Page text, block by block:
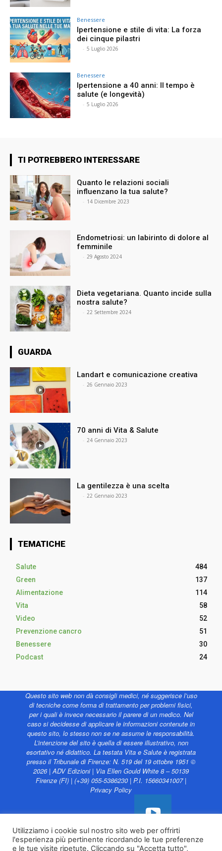
Benessere
Ipertensione e stile di vita: La forza
dei cinque pilastri
- 5 Luglio 2026
Benessere
Ipertensione a 40 anni: Il tempo è
salute (e longevità)
- 5 Luglio 2026
TI POTREBBERO INTERESSARE
Quanto le relazioni sociali
influenzano la tua salute?
- 14 Dicembre 2023
Endometriosi: un labirinto di dolore al
femminile
- 29 Agosto 2024
Dieta vegetariana. Quanto incide sulla
nostra salute?
- 22 Settembre 2024
GUARDA
Landart e comunicazione creativa
- 26 Gennaio 2023
70 anni di Vita & Salute
- 24 Gennaio 2023
La gentilezza è una scelta
- 22 Gennaio 2023
TEMATICHE
Salute
484
Green
137
Alimentazione
114
Vita
58
Video
52
Prevenzione cancro
51
Benessere
30
Podcast
24
Questo sito web non dà consigli medici, né suggerisce l’uso
di tecniche come forma di trattamento per problemi fisici,
per i quali è invece necessario il parere di un medico. Nel
caso si decidesse di applicare le informazioni contenute in
questo sito, lo stesso non se ne assume le responsabilità.
L’intenzione del sito è quella di essere illustrativo, non
esortativo né didattico. La testata Vita e Salute è registrata
presso il Tribunale di Firenze: N. 519 del 19 ottobre 1951 ©
2026 | ADV Edizioni | Via Ellen Gould White 8 – 50139
Firenze (FI) | (+39) 055-5386230 | P.I. 15660341007 |
Privacy Policy
Vita e Salute web è
Utilizziamo i cookie sul nostro sito web per offrirti
l'esperienza più pertinente ricordando le tue preferenze
e le tue visite ripetute. Cliccando su "Accetta tutto",